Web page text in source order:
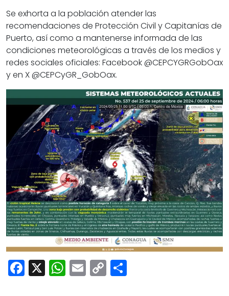
Se exhorta a la población atender las
recomendaciones de Protección Civil y Capitanías de
Puerto, así como a mantenerse informada de las
condiciones meteorológicas a través de los medios y
redes sociales oficiales: Facebook @CEPCYGRGobOax
y en X @CEPCyGR_GobOax.
Facebook
X WhatsApp
Email
Copy
Link